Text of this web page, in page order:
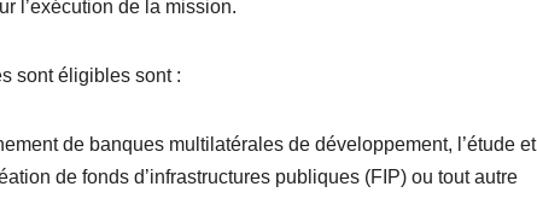
l’exécution de la mission.
sont éligibles sont :
de banques multilatérales de développement, l’étude et
de fonds d’infrastructures publiques (FIP) ou tout autre